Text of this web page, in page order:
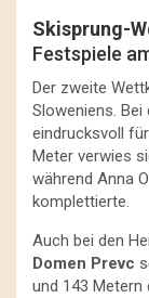
Skisprung-
Festspiele
Der zweite
Sloweniens.
eindrucksvoll
Meter verwies
während Anna
komplettierte.
Auch bei den
Domen Prevc
und 143 Metern